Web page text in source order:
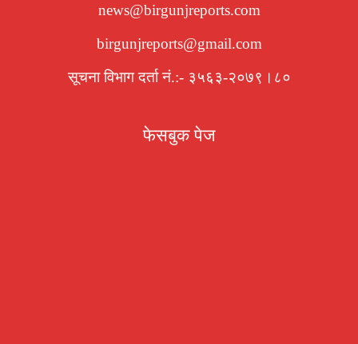
news@birgunjreports.com
birgunjreports@gmail.com
सूचना विभाग दर्ता नं.:- ३५६३-२०७९।८०
फेसबुक पेज